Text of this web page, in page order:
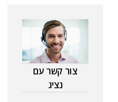
צור קשר עם
נציג